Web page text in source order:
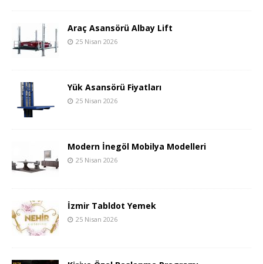
Araç Asansörü Albay Lift
25 Nisan 2026
Yük Asansörü Fiyatları
25 Nisan 2026
Modern İnegöl Mobilya Modelleri
25 Nisan 2026
İzmir Tabldot Yemek
25 Nisan 2026